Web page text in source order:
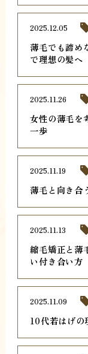
薄毛でも諦め
で理想の髪へ
2025.12.05
女性の薄毛を
一歩
2025.11.26
薄毛と向き合
2025.11.19
縮毛矯正と薄
い付き合い方
2025.11.13
10代若はげの
2025.11.09